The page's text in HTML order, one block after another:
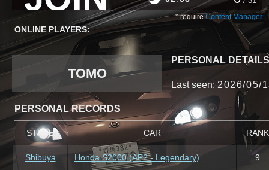
* require Content Manager
ONLINE PLAYERS:
PERSONAL DETAILS
TOMO
Last seen: 2026/05/
PERSONAL RECORDS
STAGE CAR RANK
Shibuya Honda S2000 (AP2 - Legendary) 9